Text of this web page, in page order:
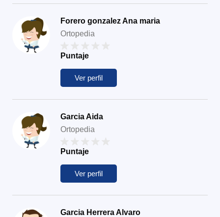
Forero gonzalez Ana maria
Ortopedia
Puntaje
Ver perfil
Garcia Aida
Ortopedia
Puntaje
Ver perfil
Garcia Herrera Alvaro